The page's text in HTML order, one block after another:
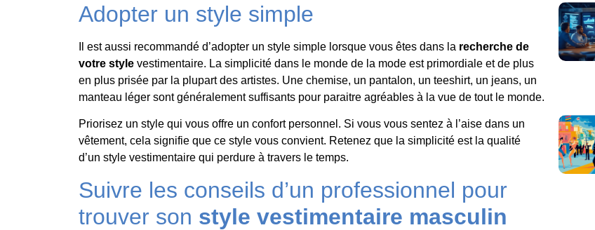
Adopter un style simple
Il est aussi recommandé d’adopter un style simple lorsque vous êtes dans la recherche de
votre style vestimentaire. La simplicité dans le monde de la mode est primordiale et de plus
en plus prisée par la plupart des artistes. Une chemise, un pantalon, un teeshirt, un jeans, un
manteau léger sont généralement suffisants pour paraitre agréables à la vue de tout le monde.
Priorisez un style qui vous offre un confort personnel. Si vous vous sentez à l’aise dans un
vêtement, cela signifie que ce style vous convient. Retenez que la simplicité est la qualité
d’un style vestimentaire qui perdure à travers le temps.
Suivre les conseils d’un professionnel pour
trouver son style vestimentaire masculin